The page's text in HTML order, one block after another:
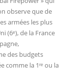
observe que de
armées les plus
(6ᵉ), de la France
des budgets
comme la 1ʳᵉ ou la